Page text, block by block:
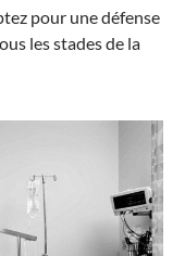
pour une défense
les stades de la